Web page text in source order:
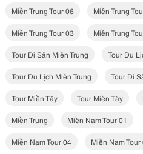
Miền Trung Tour 06 Miền Trung
Miền Trung Tour 03 Miền Trung
Tour Di Sản Miền Trung Tour Du
Tour Du Lịch Miền Trung Tour Di
Tour Miền Tây Tour Miền Tây
Miền Trung Miền Nam Tour 01
Miền Nam Tour 04 Miền Nam Tour